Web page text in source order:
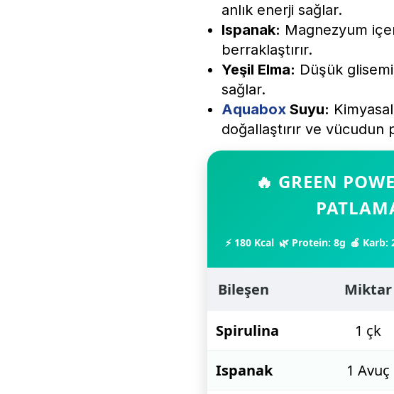
anlık enerji sağlar.
Ispanak: Magnezyum
berraklaştırır.
Yeşil Elma: Düşük
sağlar.
Aquabox Suyu:
doğallaştırır ve
🔥 GREEN
⚡ 180 Kcal 🌿 Protein: 8g 🍎 Karb:
Bileşen Miktar
Spirulina 1 çk
Ispanak 1 Avuç